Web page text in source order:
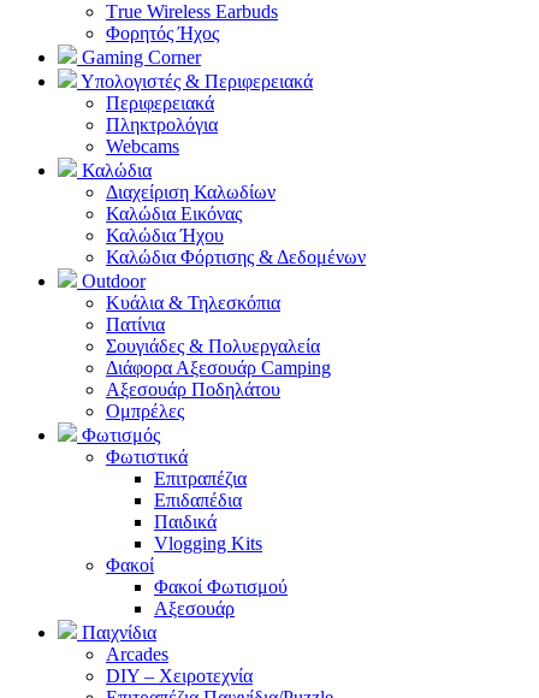
Τrue Wireless Earbuds
Φορητός Ήχος
Gaming Corner
Υπολογιστές & Περιφερειακά
Περιφερειακά
Πληκτρολόγια
Webcams
Καλώδια
Διαχείριση Καλωδίων
Καλώδια Εικόνας
Καλώδια Ήχου
Καλώδια Φόρτισης & Δεδομένων
Outdoor
Κυάλια & Τηλεσκόπια
Πατίνια
Σουγιάδες & Πολυεργαλεία
Διάφορα Αξεσουάρ Camping
Αξεσουάρ Ποδηλάτου
Ομπρέλες
Φωτισμός
Φωτιστικά
Επιτραπέζια
Επιδαπέδια
Παιδικά
Vlogging Kits
Φακοί
Φακοί Φωτισμού
Αξεσουάρ
Παιχνίδια
Arcades
DIY – Χειροτεχνία